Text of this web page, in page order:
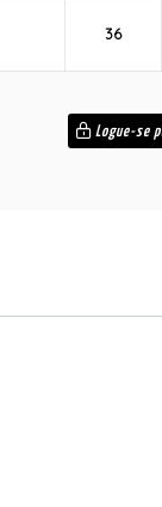
36
Logue-se